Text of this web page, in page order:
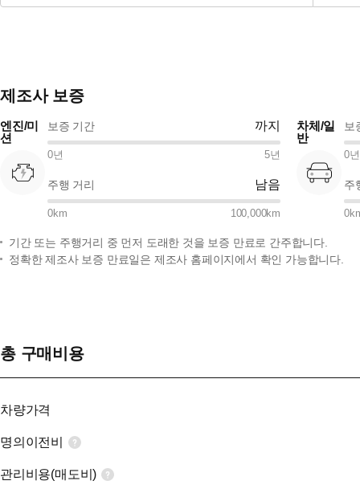
제조사 보증
엔진/미
션
보증 기간 까지
0년 5년
주행 거리 남음
0km 100,000km
차체/일
반
보
0년
주
0
기간 또는 주행거리 중 먼저 도래한 것을 보증 만료로 간주합니다.
정확한 제조사 보증 만료일은 제조사 홈페이지에서 확인 가능합니다.
총 구매비용
차량가격
명의이전비
관리비용(매도비)